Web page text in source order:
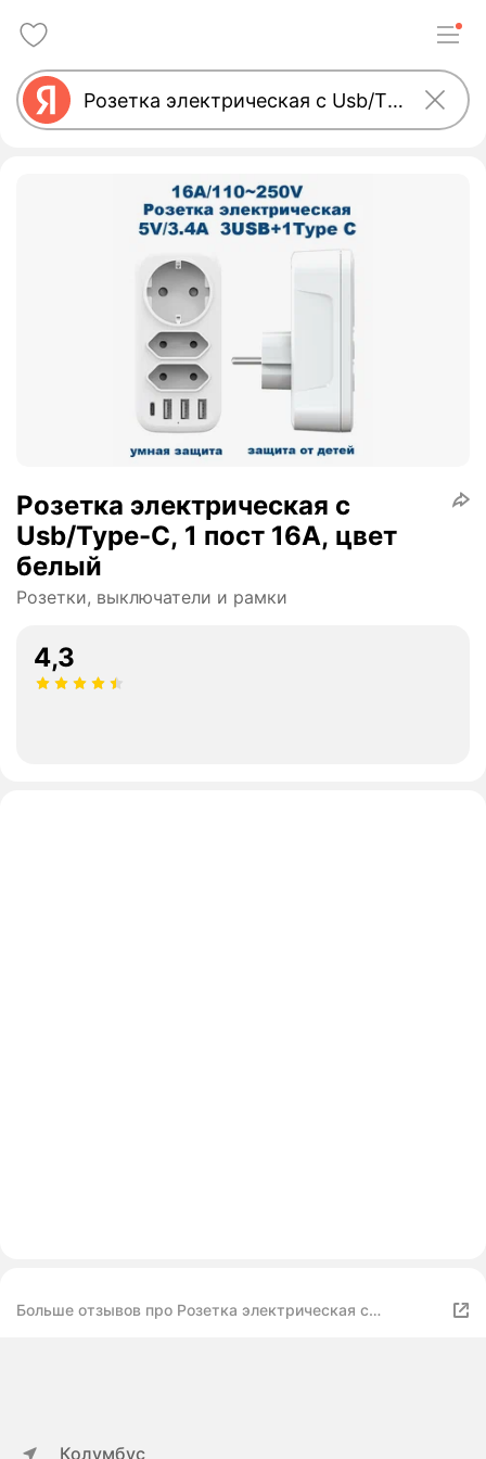
Розетка электрическая с
Usb/Type-C, 1 пост 16А, цвет
белый
Розетки, выключатели и рамки
4,3
Больше отзывов про Розетка электрическая с
Колумбус